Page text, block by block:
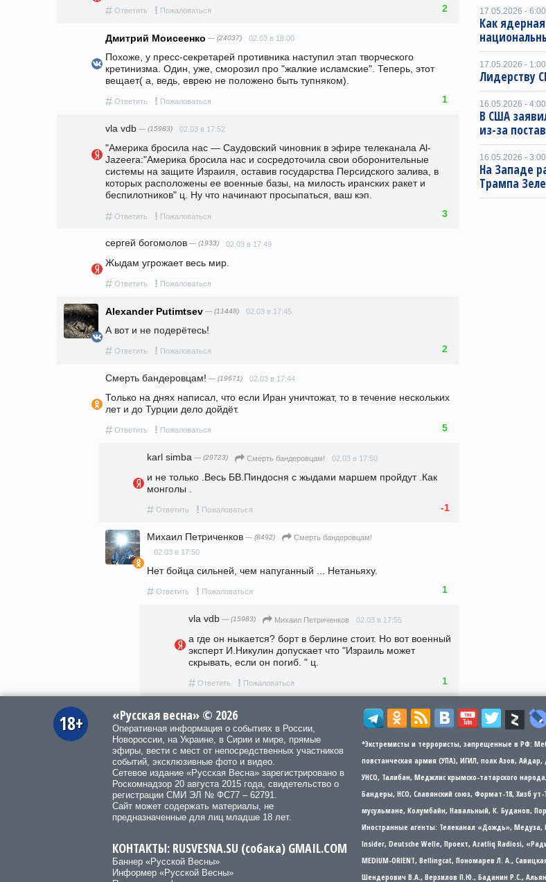
# Ответить ! Пожаловаться 2
Дмитрий Моисеенко — (24037) 02.03 в 18:00
Похоже, у пресс-секретарей противника наступил этап творческого
кретинизма. Один, уже, сморозил про "жалкие исламские". Теперь, этот
вещает( а, ведь, еврею не положено быть тупняком).
# Ответить ! Пожаловаться 1
vla vdb — (15983) 02.03 в 17:52
"Америка бросила нас — Саудовский чиновник в эфире телеканала Al-
Jazeera:"Америка бросила нас и сосредоточила свои оборонительные
системы на защите Израиля, оставив государства Персидского залива, в
которых расположены ее военные базы, на милость иранских ракет и
беспилотников" ц. Ну что начинают просыпаться, ваш кэп.
# Ответить ! Пожаловаться 3
сергей богомолов — (1933) 02.03 в 17:49
Жыдам угрожает весь мир.
# Ответить ! Пожаловаться
Alexander Putimtsev — (11448) 02.03 в 17:45
А вот и не подерётесь!
# Ответить ! Пожаловаться 2
Смерть бандеровцам! — (19671) 02.03 в 17:44
Только на днях написал, что если Иран уничтожат, то в течение нескольких
лет и до Турции дело дойдёт.
# Ответить ! Пожаловаться 5
karl simba — (29723) Смерть бандеровцам! 02.03 в 17:50
и не только .Весь БВ.Пиндосня с жыдами маршем пройдут .Как
монголы .
# Ответить ! Пожаловаться -1
Михаил Петриченков — (8492)
Смерть бандеровцам!
02.03 в 17:50
Нет бойца сильней, чем напуганный ... Нетаньяху.
# Ответить ! Пожаловаться 1
vla vdb — (15983) Михаил Петриченков 02.03 в 17:55
а где он ныкается? борт в берлине стоит. Но вот военный
эксперт И.Никулин допускает что "Израиль может
скрывать, если он погиб. " ц.
# Ответить ! Пожаловаться 1
17.05.2026 -
Как
17.05.2026 -
Лидерству
16.05.2026 -
В США
из-за
16.05.2026 -
На Западе
Трампа
18+ «Русская весна» © 2026
Оперативная информация о событиях в России,
Новороссии, на Украине, в Сирии и мире, прямые
эфиры, вести с мест от непосредственных участников
событий, эксклюзивные фото и видео.
Сетевое издание «Русская Весна» зарегистрировано в
Роскомнадзор 20 августа 2015 года, свидетельство о
регистрации СМИ ЭЛ № ФС77 – 62791.
Сайт может содержать материалы, не
предназначенные для лиц младше 18 лет.
КОНТАКТЫ: RUSVESNA.SU (собака) GMAIL.COM
Баннер «Русской Весны»
Информер «Русской Весны»
*Экстремисты и террористы, запрещенные в РФ:
повстанческая армия (УПА), ИГИЛ, полк Азов,
УНСО, Талибан, Меджлис крымско-татарского
Бандеры​​, НСО, Славянский союз, Формат-18, Хизб
мусульмане, Колумбайн, Навальный, К. Буданов,
Иностранные агенты: Телеканал «Дождь»,
Insider, Deutsche Welle, Проект, Azatliq Radiosi,
MEDIUM-ORIENT, Bellingcat, Пономарев Л. А.,
Шендерович В.А., Верзилов П.Ю., Баданин Р.С.,